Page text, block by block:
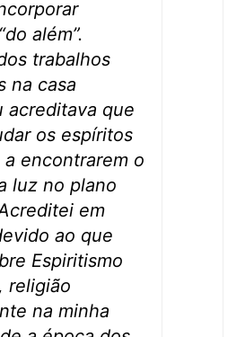
além”.
trabalhos
na casa
acreditava que
os espíritos
encontrarem o
luz no plano
em
ao que
Espiritismo
religião
na minha